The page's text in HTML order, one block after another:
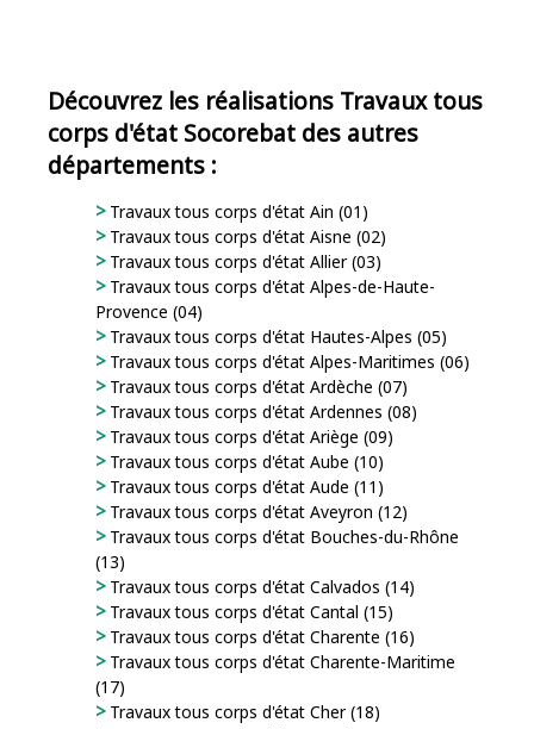
Découvrez les réalisations Travaux tous
corps d'état Socorebat des autres
départements :
Travaux tous corps d'état Ain (01)
Travaux tous corps d'état Aisne (02)
Travaux tous corps d'état Allier (03)
Travaux tous corps d'état Alpes-de-Haute-
Provence (04)
Travaux tous corps d'état Hautes-Alpes (05)
Travaux tous corps d'état Alpes-Maritimes (06)
Travaux tous corps d'état Ardèche (07)
Travaux tous corps d'état Ardennes (08)
Travaux tous corps d'état Ariège (09)
Travaux tous corps d'état Aube (10)
Travaux tous corps d'état Aude (11)
Travaux tous corps d'état Aveyron (12)
Travaux tous corps d'état Bouches-du-Rhône
(13)
Travaux tous corps d'état Calvados (14)
Travaux tous corps d'état Cantal (15)
Travaux tous corps d'état Charente (16)
Travaux tous corps d'état Charente-Maritime
(17)
Travaux tous corps d'état Cher (18)